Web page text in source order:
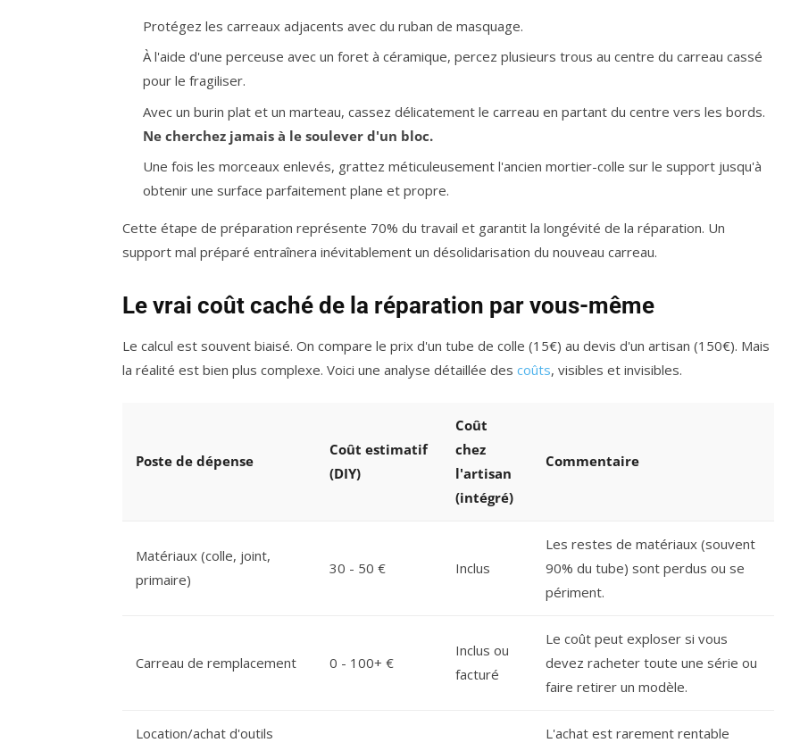
Protégez les carreaux adjacents avec du ruban de masquage.
À l'aide d'une perceuse avec un foret à céramique, percez plusieurs trous au centre du carreau cassé
pour le fragiliser.
Avec un burin plat et un marteau, cassez délicatement le carreau en partant du centre vers les bords.
Ne cherchez jamais à le soulever d'un bloc.
Une fois les morceaux enlevés, grattez méticuleusement l'ancien mortier-colle sur le support jusqu'à
obtenir une surface parfaitement plane et propre.
Cette étape de préparation représente 70% du travail et garantit la longévité de la réparation. Un
support mal préparé entraînera inévitablement un désolidarisation du nouveau carreau.
Le vrai coût caché de la réparation par vous-même
Le calcul est souvent biaisé. On compare le prix d'un tube de colle (15€) au devis d'un artisan (150€). Mais
la réalité est bien plus complexe. Voici une analyse détaillée des coûts, visibles et invisibles.
Poste de dépense
Coût estimatif
(DIY)
Coût
chez
l'artisan
(intégré)
Commentaire
Matériaux (colle, joint,
primaire)
30 - 50 € Inclus
Les restes de matériaux (souvent
90% du tube) sont perdus ou se
périment.
Carreau de remplacement 0 - 100+ €
Inclus ou
facturé
Le coût peut exploser si vous
devez racheter toute une série ou
faire retirer un modèle.
Location/achat d'outils
L'achat est rarement rentable